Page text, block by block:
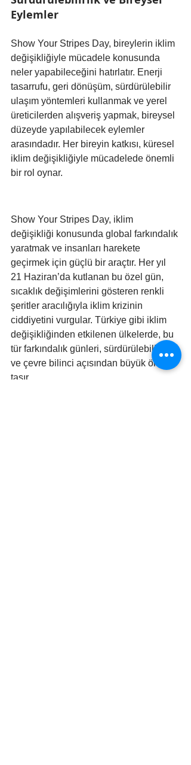
Eylemler
Show Your Stripes Day, bireylerin iklim
değişikliğiyle mücadele konusunda
neler yapabileceğini hatırlatır. Enerji
tasarrufu, geri dönüşüm, sürdürülebilir
ulaşım yöntemleri kullanmak ve yerel
üreticilerden alışveriş yapmak, bireysel
düzeyde yapılabilecek eylemler
arasındadır. Her bireyin katkısı, küresel
iklim değişikliğiyle mücadelede önemli
bir rol oynar.
Show Your Stripes Day, iklim
değişikliği konusunda global farkındalık
yaratmak ve insanları harekete
geçirmek için güçlü bir araçtır. Her yıl
21 Haziran’da kutlanan bu özel gün,
sıcaklık değişimlerini gösteren renkli
şeritler aracılığıyla iklim krizinin
ciddiyetini vurgular. Türkiye gibi iklim
değişikliğinden etkilenen ülkelerde, bu
tür farkındalık günleri, sürdürülebilirlik
ve çevre bilinci açısından büyük önem
taşır.